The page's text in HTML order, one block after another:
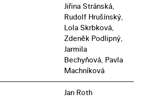
Jiřina Stránská,
Rudolf Hrušínský,
Lola Skrbková,
Zdeněk Podlipný,
Jarmila
Bechyňová, Pavla
Machníková
Jan Roth